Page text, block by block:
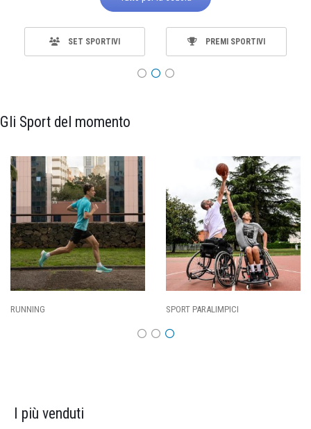
SET SPORTIVI PREMI SPORTIVI
Gli Sport del momento
SPORT PARALIMPICI CALCIO
I più venduti